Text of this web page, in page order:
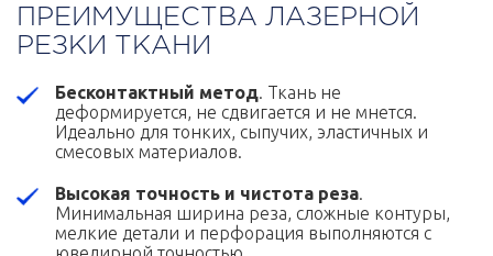
ПРЕИМУЩЕСТВА ЛАЗЕРНОЙ
РЕЗКИ ТКАНИ
Бесконтактный метод . Ткань не
деформируется, не сдвигается и не мнется.
Идеально для тонких, сыпучих, эластичных и
смесовых материалов.
Высокая точность и чистота реза
Минимальная ширина реза, сложные контуры,
мелкие детали и перфорация выполняются с